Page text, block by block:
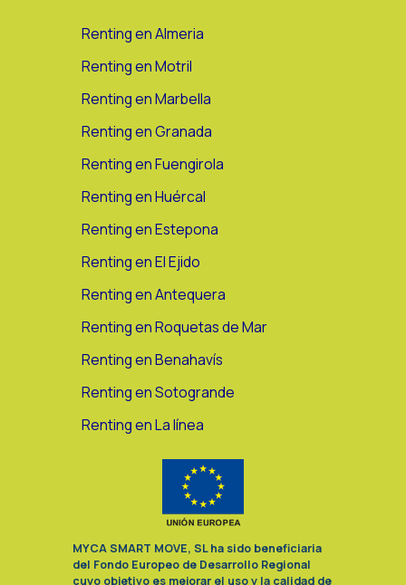
Renting en Almeria
Renting en Motril
Renting en Marbella
Renting en Granada
Renting en Fuengirola
Renting en Huércal
Renting en Estepona
Renting en El Ejido
Renting en Antequera
Renting en Roquetas de Mar
Renting en Benahavís
Renting en Sotogrande
Renting en La línea
MYCA SMART MOVE, SL ha sido beneficiaria
del Fondo Europeo de Desarrollo Regional
cuyo objetivo es mejorar el uso y la calidad de